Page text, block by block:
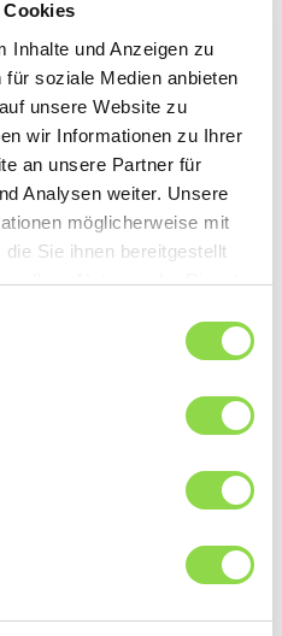
Cookies
Inhalte und Anzeigen zu
soziale Medien anbieten
unsere Website zu
wir Informationen zu Ihrer
an unsere Partner für
Analysen weiter. Unsere
möglicherweise mit
Sie ihnen bereitgestellt
Ihrer Nutzung der Dienste
mit 24%. Sie konnten
waren, wie schon im
mit der
2015 nur noch einen
einer Halbierung der
Sie werden wohl
Lichtmarkt eine noch